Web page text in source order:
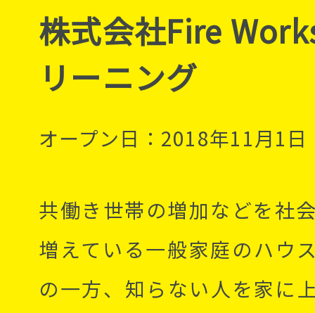
株式会社Fire
リーニング
オープン日：2018年11月1日
共働き世帯の増加などを社
増えている一般家庭のハウ
の一方、知らない人を家に